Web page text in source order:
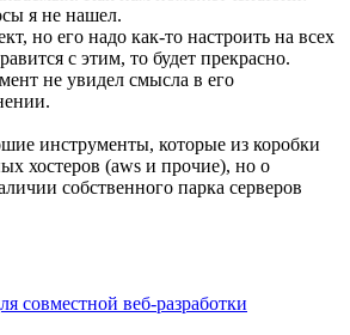
я не нашел.
но его надо как-то настроить на всех
с этим, то будет прекрасно.
не увидел смысла в его
инструменты, которые из коробки
хостеров (aws и прочие), но о
собственного парка серверов
совместной веб-разработки